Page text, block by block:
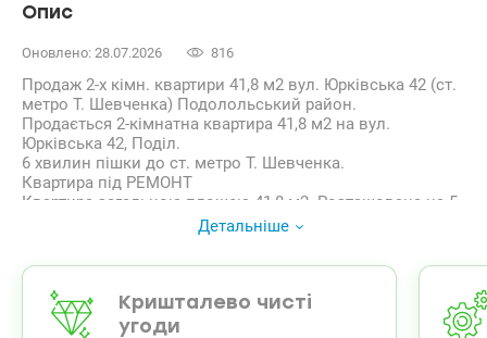
Опис
Оновлено: 28.07.2026 816
Продаж 2-х кімн. квартири 41,8 м2 вул. Юрківська 42 (ст.
метро Т. Шевченка) Подолольський район.
Продається 2-кімнатна квартира 41,8 м2 на вул.
Юрківська 42, Поділ.
6 хвилин пішки до ст. метро Т. Шевченка.
Квартира під РЕМОНТ
Квартира загальною площею 41,8 м2. Розташована на 5
поверсі п’ятиповерхового цегляного будинку, було
Вікна виходять у тихе подвір’я.
кімнати суміжні 14,6м2, та 11,5м2.
кухня 6м2 газ, є лічильник
санвузол роздільний. на воду є лічильники.
Детальніше
Кришталево чисті
угоди